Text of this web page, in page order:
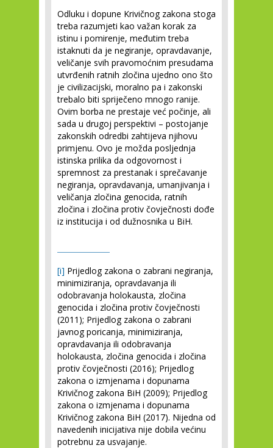
Odluku i dopune Krivičnog zakona stoga
treba razumjeti kao važan korak za
istinu i pomirenje, međutim treba
istaknuti da je negiranje, opravdavanje,
veličanje svih pravomoćnim presudama
utvrđenih ratnih zločina ujedno ono što
je civilizacijski, moralno pa i zakonski
trebalo biti spriječeno mnogo ranije.
Ovim borba ne prestaje već počinje, ali
sada u drugoj perspektivi – postojanje
zakonskih odredbi zahtijeva njihovu
primjenu. Ovo je možda posljednja
istinska prilika da odgovornost i
spremnost za prestanak i sprečavanje
negiranja, opravdavanja, umanjivanja i
veličanja zločina genocida, ratnih
zločina i zločina protiv čovječnosti dođe
iz institucija i od dužnosnika u BiH.
[i] Prijedlog zakona o zabrani negiranja,
minimiziranja, opravdavanja ili
odobravanja holokausta, zločina
genocida i zločina protiv čovječnosti
(2011); Prijedlog zakona o zabrani
javnog poricanja, minimiziranja,
opravdavanja ili odobravanja
holokausta, zločina genocida i zločina
protiv čovječnosti (2016); Prijedlog
zakona o izmjenama i dopunama
Krivičnog zakona BiH (2009); Prijedlog
zakona o izmjenama i dopunama
Krivičnog zakona BiH (2017). Nijedna od
navedenih inicijativa nije dobila većinu
potrebnu za usvajanje.